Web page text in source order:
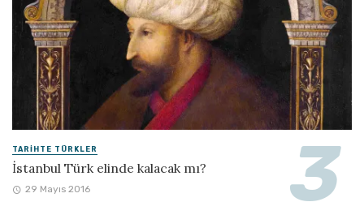
TARIHTE TÜRKLER
İstanbul Türk elinde kalacak mı?
29 Mayıs 2016